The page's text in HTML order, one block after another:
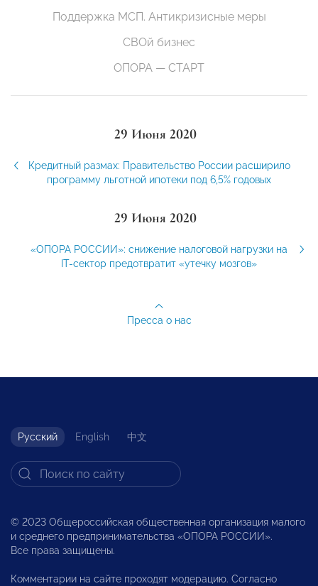
Поддержка МСП. Антикризисные меры
СВОй бизнес
ОПОРА — СТАРТ
29 Июня 2020
Кредитный размах: Правительство России расширило
программу льготной ипотеки под 6,5% годовых
29 Июня 2020
«ОПОРА РОССИИ»: снижение налоговой нагрузки на
IT-сектор предотвратит «утечку мозгов»
Пресса о нас
Русский English 中文
© 2023 Общероссийская общественная организация малого
и среднего предпринимательства «ОПОРА РОССИИ».
Все права защищены.
Комментарии на сайте проходят модерацию. Согласно